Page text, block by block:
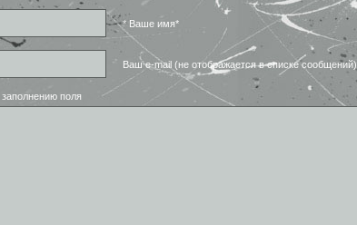
* Ваше имя*
Ваш e-mail (не отображается в списке сообщений)
поля